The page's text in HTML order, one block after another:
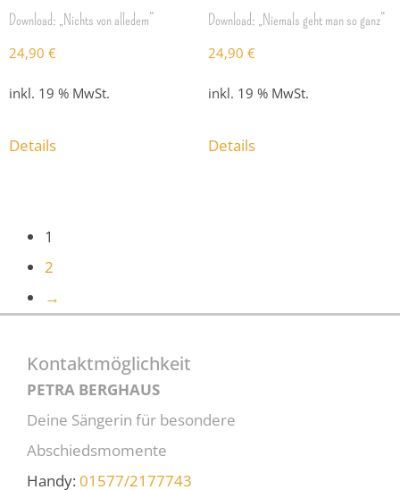
Download: „Nichts von alledem“
24,90 €
inkl. 19 % MwSt.
Details
Download: „Niemals geht man so ganz“
24,90 €
inkl. 19 % MwSt.
Details
1
2
→
Kontaktmöglichkeit
PETRA BERGHAUS
Deine Sängerin für besondere
Abschiedsmomente
Handy: 01577/2177743